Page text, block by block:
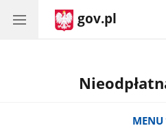
gov.pl
MENU